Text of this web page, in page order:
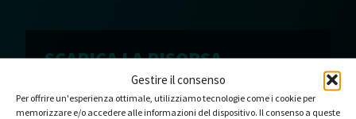
Gestire il consenso
Per offrire un'esperienza ottimale, utilizziamo tecnologie come i cookie per
memorizzare e/o accedere alle informazioni del dispositivo. Il consenso a queste
SCARICA LA RISORSA
Grazie per il suo interesse per Certificato ISO DK
14001 (inglese). Se il download non è ancora
iniziato, clicchi su download.